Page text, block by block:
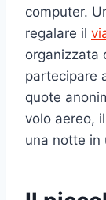
computer.
regalare il
organizzata
partecipare
quote
volo aereo,
una notte in